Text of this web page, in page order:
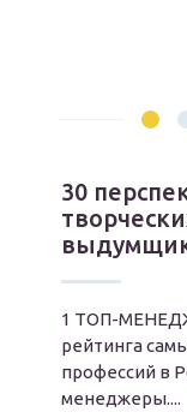
30
1 ТОП-
рейтинга
профессий в
менеджеры....